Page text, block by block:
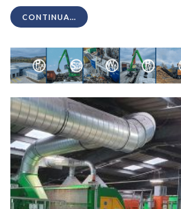
CONTINUA...